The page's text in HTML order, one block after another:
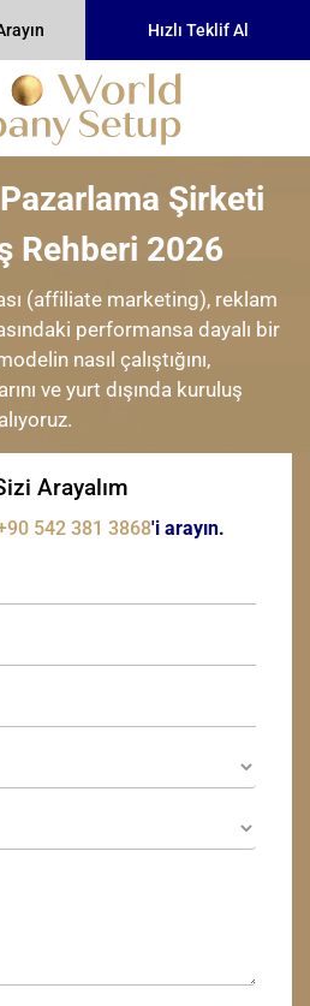
Hızlı Teklif Al
Şirketi
Rehberi 2026
(affiliate marketing), reklam
performansa dayalı bir
nasıl çalıştığını,
ve yurt dışında kuruluş
Arayalım
542 381 3868'i arayın.